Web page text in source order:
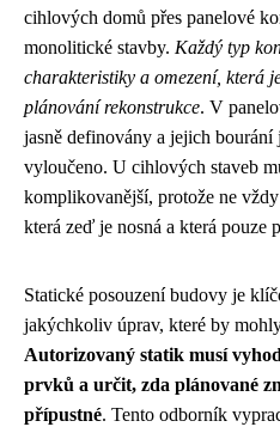
cihlových domů přes panelové
monolitické stavby. Každý typ
charakteristiky a omezení, která
plánování rekonstrukce. V
jasně definovány a jejich bourání
vyloučeno. U cihlových staveb
komplikovanější, protože ne
která zeď je nosná a která pouze
Statické posouzení budovy je
jakýchkoliv úprav, které by
Autorizovaný statik musí
prvků a určit, zda plánované
přípustné. Tento odborník